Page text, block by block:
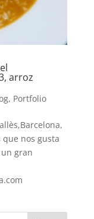
arroz
, Portfolio
nos gusta
gran